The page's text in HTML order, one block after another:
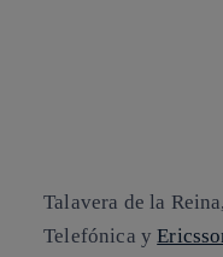
Talavera de la
Telefónica y